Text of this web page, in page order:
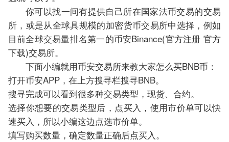
你可以找一间有提供自己所在国家法币交易的交易
所，或是从全球具规模的加密货币交易所中选择，例如
目前全球交易量排名第一的币安Binance(官方注册 官方
下载)交易所。
下面小编就用币安交易所来教大家怎么买BNB币：
打开币安APP，在上方搜寻栏搜寻BNB。
搜寻完成可以看到很多种交易类型，现货、合约。
选择你想要的交易类型后，点买入，使用市价单可以快
速买入，所以小编这边点选市价单。
填写购买数量，确定数量正确后点买入。